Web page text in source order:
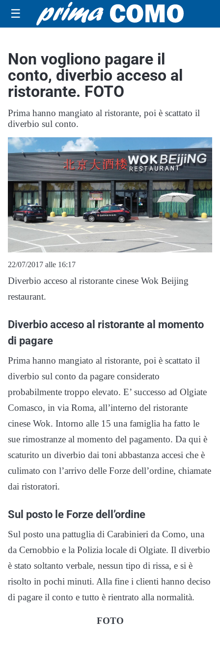
☰
Non vogliono pagare il
conto, diverbio acceso al
ristorante. FOTO
Prima hanno mangiato al ristorante, poi è scattato il
diverbio sul conto.
22/07/2017 alle 16:17
Diverbio acceso al ristorante cinese Wok Beijing
restaurant.
Diverbio acceso al ristorante al momento
di pagare
Prima hanno mangiato al ristorante, poi è scattato il
diverbio sul conto da pagare considerato
probabilmente troppo elevato. E’ successo ad Olgiate
Comasco, in via Roma, all’interno del ristorante
cinese Wok. Intorno alle 15 una famiglia ha fatto le
sue rimostranze al momento del pagamento. Da qui è
scaturito un diverbio dai toni abbastanza accesi che è
culimato con l’arrivo delle Forze dell’ordine, chiamate
dai ristoratori.
Sul posto le Forze dell’ordine
Sul posto una pattuglia di Carabinieri da Como, una
da Cernobbio e la Polizia locale di Olgiate. Il diverbio
è stato soltanto verbale, nessun tipo di rissa, e si è
risolto in pochi minuti. Alla fine i clienti hanno deciso
di pagare il conto e tutto è rientrato alla normalità.
FOTO